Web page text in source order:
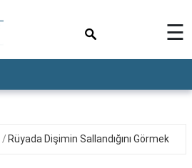
☰
Rüyada Dişimin Sallandığını Görmek